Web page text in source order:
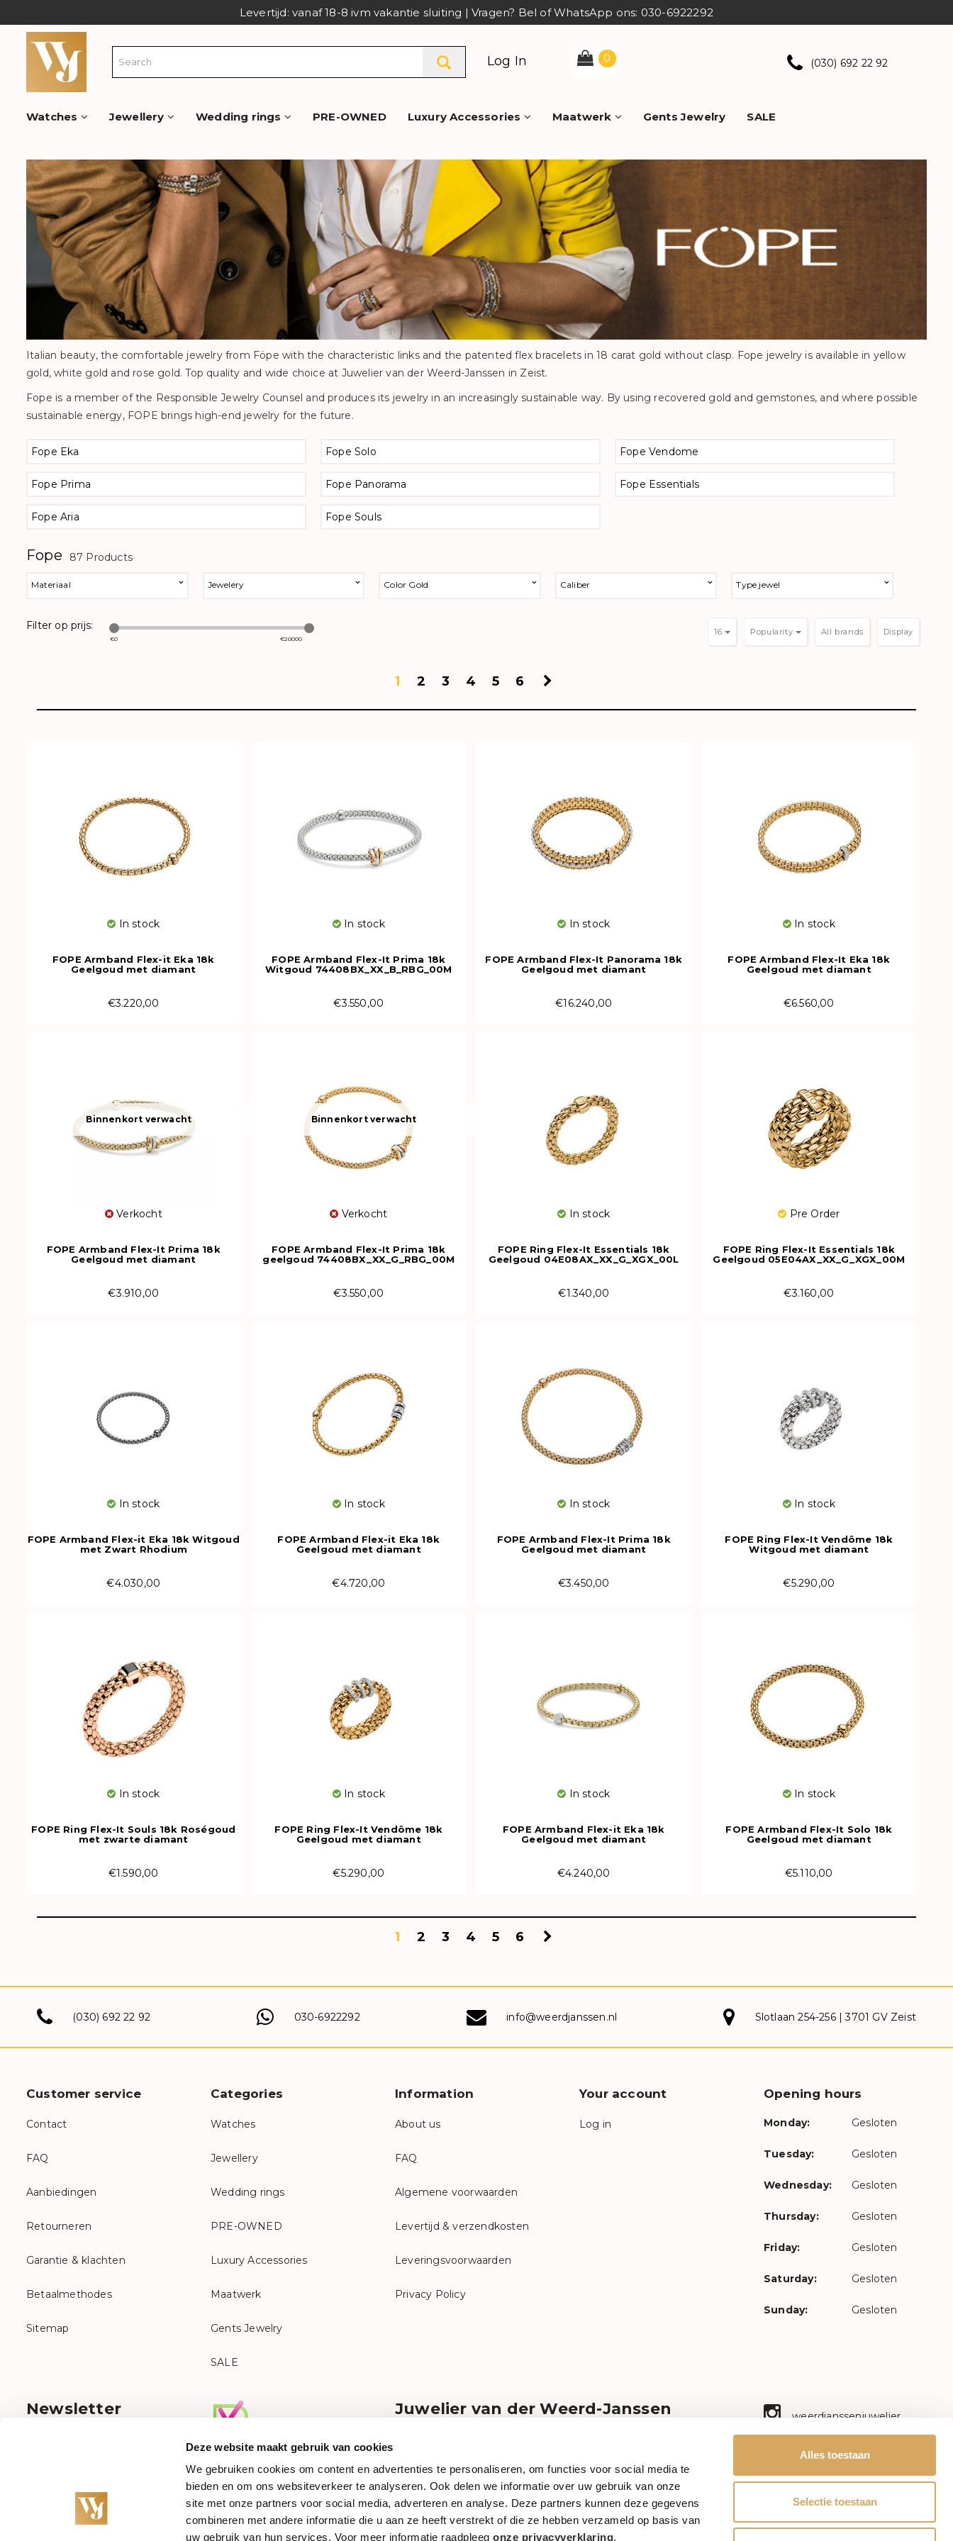
Deze website maakt gebruik van cookies
We gebruiken cookies om content en advertenties te personaliseren, om functies voor social media te
bieden en om ons websiteverkeer te analyseren. Ook delen we informatie over uw gebruik van onze
site met onze partners voor social media, adverteren en analyse. Deze partners kunnen deze gegevens
combineren met andere informatie die u aan ze heeft verstrekt of die ze hebben verzameld op basis van
uw gebruik van hun services. Voor meer informatie raadpleegonze privacyverklaring.
Alles toestaan
Selectie toestaan
Levertijd: vanaf 18-8 ivm vakantie sluiting | Vragen? Bel of WhatsApp ons: 030-6922292
Log In 0 (030) 692 22 92
Watches Jewellery Wedding rings PRE-OWNED Luxury Accessories Maatwerk Gents Jewelry SALE
Italian beauty, the comfortable jewelry from Föpe with the characteristic links and the patented flex bracelets in 18 carat gold without clasp. Fope jewelry is available in yellow
gold, white gold and rose gold. Top quality and wide choice at Juwelier van der Weerd-Janssen in Zeist.
Fope is a member of the Responsible Jewelry Counsel and produces its jewelry in an increasingly sustainable way. By using recovered gold and gemstones, and where possible
sustainable energy, FOPE brings high-end jewelry for the future.
Fope Eka Fope Solo Fope Vendome
Fope Prima Fope Panorama Fope Essentials
Fope Aria Fope Souls
Fope 87 Products
Materiaal Jewelery Color Gold Caliber Type jewel
Filter op prijs:
€0 €20000
Display
Popularity
16
1 2 3 4 5 6
In stock
FOPE Armband Flex-it Eka 18k
Geelgoud met diamant
€3.220,00
In stock
FOPE Armband Flex-It Prima 18k
Witgoud 74408BX_XX_B_RBG_00M
€3.550,00
In stock
FOPE Armband Flex-It Panorama 18k
Geelgoud met diamant
€16.240,00
In stock
FOPE Armband Flex-It Eka 18k
Geelgoud met diamant
€6.560,00
Binnenkort verwacht
Verkocht
FOPE Armband Flex-It Prima 18k
Geelgoud met diamant
€3.910,00
Binnenkort verwacht
Verkocht
FOPE Armband Flex-It Prima 18k
geelgoud 74408BX_XX_G_RBG_00M
€3.550,00
In stock
FOPE Ring Flex-It Essentials 18k
Geelgoud 04E08AX_XX_G_XGX_00L
€1.340,00
Pre Order
FOPE Ring Flex-It Essentials 18k
Geelgoud 05E04AX_XX_G_XGX_00M
€3.160,00
In stock
FOPE Armband Flex-it Eka 18k Witgoud
met Zwart Rhodium
€4.030,00
In stock
FOPE Armband Flex-it Eka 18k
Geelgoud met diamant
€4.720,00
In stock
FOPE Armband Flex-It Prima 18k
Geelgoud met diamant
€3.450,00
In stock
FOPE Ring Flex-It Vendôme 18k
Witgoud met diamant
€5.290,00
In stock
FOPE Ring Flex-It Souls 18k Roségoud
met zwarte diamant
€1.590,00
In stock
FOPE Ring Flex-It Vendôme 18k
Geelgoud met diamant
€5.290,00
In stock
FOPE Armband Flex-it Eka 18k
Geelgoud met diamant
€4.240,00
In stock
FOPE Armband Flex-It Solo 18k
Geelgoud met diamant
€5.110,00
1 2 3 4 5 6
(030) 692 22 92 030-6922292 info@weerdjanssen.nl Slotlaan 254-256 | 3701 GV Zeist
Customer service
Contact
FAQ
Aanbiedingen
Retourneren
Garantie & klachten
Betaalmethodes
Sitemap
Categories
Watches
Jewellery
Wedding rings
PRE-OWNED
Luxury Accessories
Maatwerk
Gents Jewelry
SALE
Information
About us
FAQ
Algemene voorwaarden
Levertijd & verzendkosten
Leveringsvoorwaarden
Privacy Policy
Your account
Log in
Opening hours
Monday: Gesloten
Tuesday: Gesloten
Wednesday: Gesloten
Thursday: Gesloten
Friday: Gesloten
Saturday: Gesloten
Sunday: Gesloten
Newsletter Juwelier van der Weerd-Janssen
topmerken. Dit alles met vriendelijke dorpse betrokkenheid.
Kortom, graag staan wij voor u klaar!weerdjanssen.nl
weerdjanssenjuwelier
mr.janssenwatches
Mail